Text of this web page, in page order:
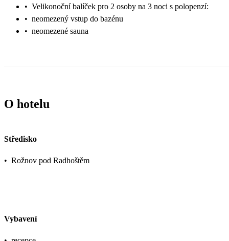
• Velikonoční balíček pro 2 osoby na 3 noci s polopenzí:
• neomezený vstup do bazénu
• neomezené sauna
O hotelu
Středisko
• Rožnov pod Radhoštěm
Vybavení